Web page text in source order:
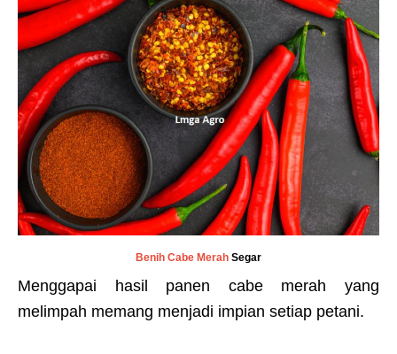
Benih Cabe Merah Segar
Menggapai hasil panen cabe merah yang
melimpah memang menjadi impian setiap petani.